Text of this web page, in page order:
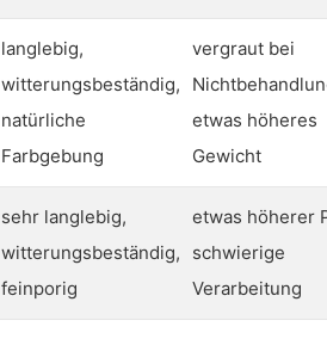
langlebig,
witterungsbeständig,
natürliche
Farbgebung
vergraut bei
etwas höheres
Gewicht
sehr langlebig,
witterungsbeständig,
feinporig
etwas höherer
schwierige
Verarbeitung